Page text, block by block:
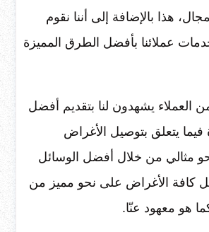
هذا بالإضافة إلى أننا نقوم
عملائنا بأفضل الطرق المميزة
العملاء يشهدون لنا بتقديم أفضل
فيما يتعلق بتوصيل الأغراض
مثالي من خلال أفضل الوسائل
كافة الأغراض على نحو مميز من
هو معهود عنّا.